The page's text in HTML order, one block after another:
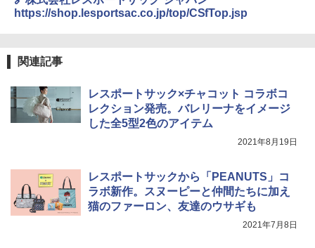
パ
解く (講談社現代新書)
￥1,540
ュ(BC仕様) PATC-150B(EB)
￥9,990
イド ブラックコーティング フルクローズ メ
ッシュ 4人用 簡単設置 ポップアップテント P
ATCW-150B エクルベージュ
ニューエラ New Era キャップ メッシュキャ
ップ 9FORTY AFrame 15226380 NER37C00
ケア FREE
￥4,400
0ml（連続噴射30秒）110ml（連続噴射15
秒）射程5～10m 安全ロック搭載 携帯収納袋
付き ヒグマ・イノシシ対策 自治体・教育機
関の購入実績 登山・キャンプ・アウトドア・
防災用品 長期保存可能 緊急時用 日本国内発
https://shop.lesportsac.co.jp/top/CSfTop.jsp
関連記事
レスポートサック×チャコット コラボコ
レクション発売。バレリーナをイメージ
した全5型2色のアイテム
2021年8月19日
レスポートサックから「PEANUTS」コ
ラボ新作。スヌーピーと仲間たちに加え
猫のファーロン、友達のウサギも
2021年7月8日